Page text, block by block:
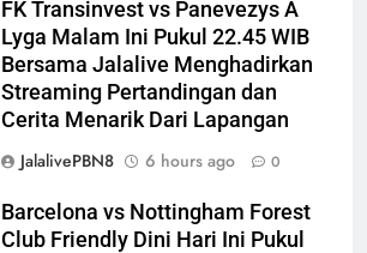
FK Transinvest vs Panevezys A
Lyga Malam Ini Pukul 22.45 WIB
Bersama Jalalive Menghadirkan
Streaming Pertandingan dan
Cerita Menarik Dari Lapangan
JalalivePBN8
6 hours ago 0
Barcelona vs Nottingham Forest
Club Friendly Dini Hari Ini Pukul